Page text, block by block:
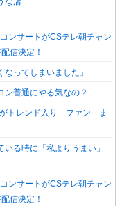
ンサートがCSテレ朝チャン
信決定！
ってしまいました」
ン普通にやる気なの？
トレンド入り ファン「ま
る時に「私よりうまい」
ンサートがCSテレ朝チャン
信決定！